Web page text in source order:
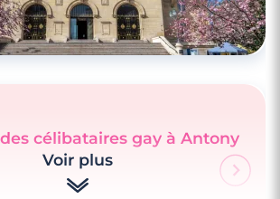
célibataires gay à Antony
Voir plus